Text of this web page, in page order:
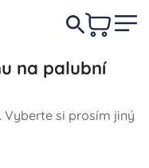
na palubní
Vyberte si prosím jiný